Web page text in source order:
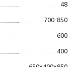
48
700-850
600
400